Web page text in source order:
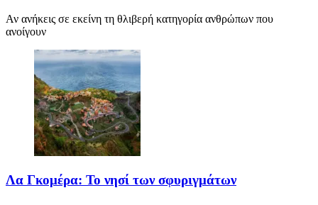
Αν ανήκεις σε εκείνη τη θλιβερή κατηγορία ανθρώπων που
ανοίγουν
Λα Γκομέρα: Το νησί των σφυριγμάτων